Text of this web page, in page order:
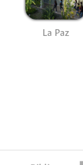
La Paz